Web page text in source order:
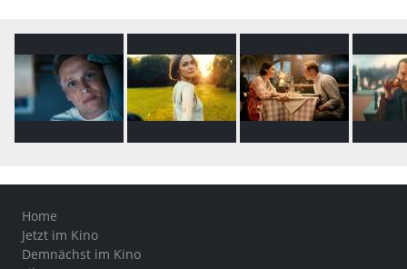
Home
Jetzt im Kino
Demnächst im Kino